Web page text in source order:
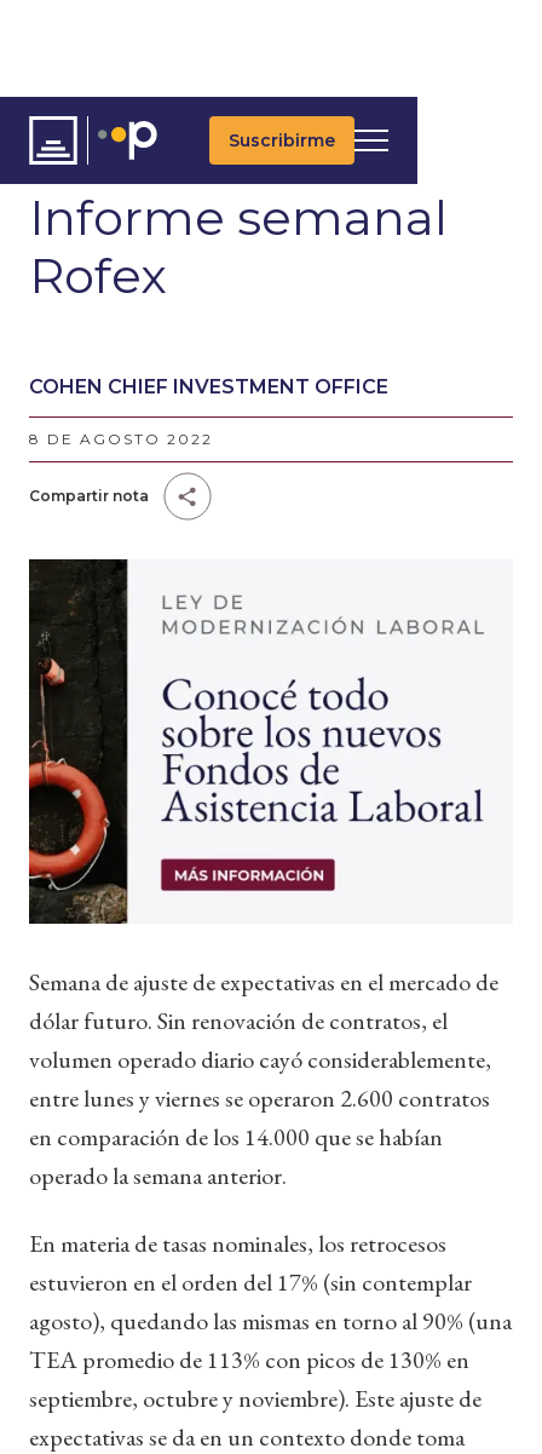
Suscribirme
ARTÍCULOS
Informe semanal
Rofex
COHEN CHIEF INVESTMENT OFFICE
8 DE AGOSTO 2022
Compartir nota
Semana de ajuste de expectativas en el mercado de
dólar futuro. Sin renovación de contratos, el
volumen operado diario cayó considerablemente,
entre lunes y viernes se operaron 2.600 contratos
en comparación de los 14.000 que se habían
operado la semana anterior.
En materia de tasas nominales, los retrocesos
estuvieron en el orden del 17% (sin contemplar
agosto), quedando las mismas en torno al 90% (una
TEA promedio de 113% con picos de 130% en
septiembre, octubre y noviembre). Este ajuste de
expectativas se da en un contexto donde toma